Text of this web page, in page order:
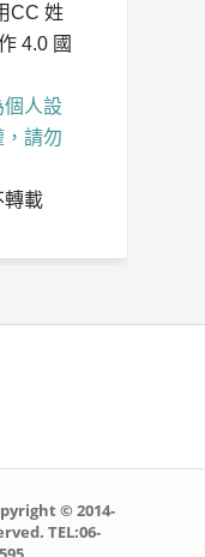
CC 姓
4.0 國
人設
請勿
© 2014-
TEL:06-